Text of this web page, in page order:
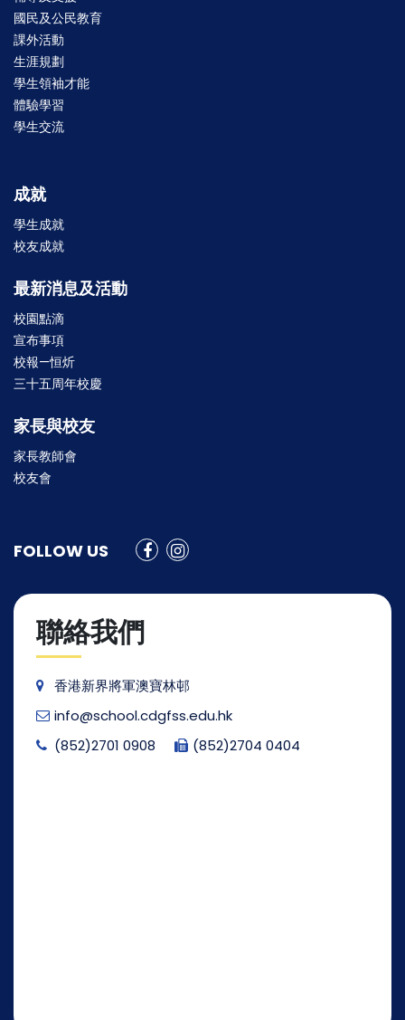
國民及公民教育
課外活動
生涯規劃
學生領袖才能
體驗學習
學生交流
成就
學生成就
校友成就
最新消息及活動
校園點滴
宣布事項
校報—恒炘
三十五周年校慶
家長與校友
家長教師會
校友會
FOLLOW US
聯絡我們
香港新界將軍澳寶林邨
info@school.cdgfss.edu.hk
(852)2701 0908
(852)2704 0404